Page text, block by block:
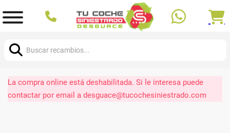
La compra online está deshabilitada. Si le interesa puede
contactar por email a desguace@tucochesiniestrado.com